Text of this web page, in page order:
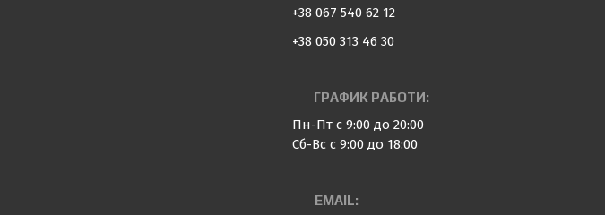
+38 067 540 62 12
+38 050 313 46 30
ГРАФИК РАБОТИ:
Пн-Пт с 9:00 до 20:00
Сб-Вс с 9:00 до 18:00
EMAIL: